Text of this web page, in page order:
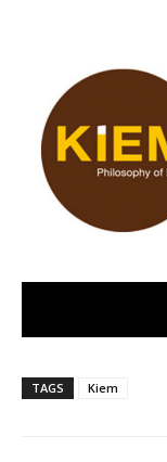
TAGS Kiem